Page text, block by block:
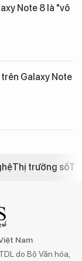
Note 8 là "vô
Galaxy Note
Thị trường số
Nam
do Bộ Văn hóa,